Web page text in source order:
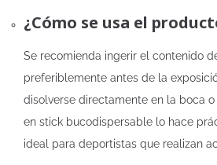
¿Cómo se usa el
Se recomienda ingerir el contenido
preferiblemente antes de la
disolverse directamente en la boca
en stick bucodispersable lo hace
ideal para deportistas que realizan